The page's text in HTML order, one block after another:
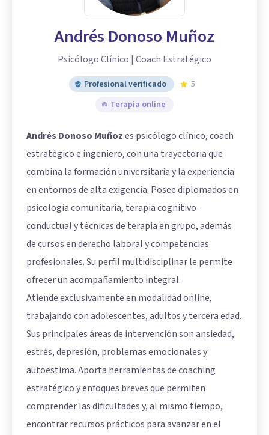
Andrés Donoso Muñoz
Psicólogo Clínico | Coach Estratégico
Profesional verificado
5
Terapia online
Andrés Donoso Muñozes psicólogo clínico, coach
estratégico e ingeniero, con una trayectoria que
combina la formación universitaria y la experiencia
en entornos de alta exigencia. Posee diplomados en
psicología comunitaria, terapia cognitivo-
conductual y técnicas de terapia en grupo, además
de cursos en derecho laboral y competencias
profesionales. Su perfil multidisciplinar le permite
ofrecer un acompañamiento integral.
Atiende exclusivamente en modalidad online,
trabajando con adolescentes, adultos y tercera edad.
Sus principales áreas de intervención son ansiedad,
estrés, depresión, problemas emocionales y
autoestima. Aporta herramientas de coaching
estratégico y enfoques breves que permiten
comprender las dificultades y, al mismo tiempo,
encontrar recursos prácticos para avanzar en el